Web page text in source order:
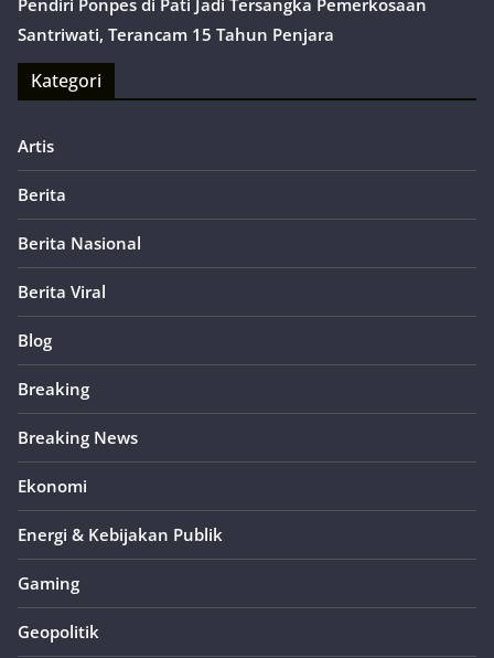
Pendiri Ponpes di Pati Jadi Tersangka Pemerkosaan
Santriwati, Terancam 15 Tahun Penjara
Kategori
Artis
Berita
Berita Nasional
Berita Viral
Blog
Breaking
Breaking News
Ekonomi
Energi & Kebijakan Publik
Gaming
Geopolitik